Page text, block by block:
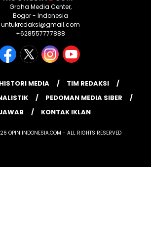
Graha Media Center,
Bogor - Indonesia
untukredaksi@gmail.com
+628557777888
HISTORI MEDIA
TIM REDAKSI
PEDOMAN MEDIA SIBER
KONTAK IKLAN
OPINIINDONESIA.COM - ALL RIGHTS RESERVED